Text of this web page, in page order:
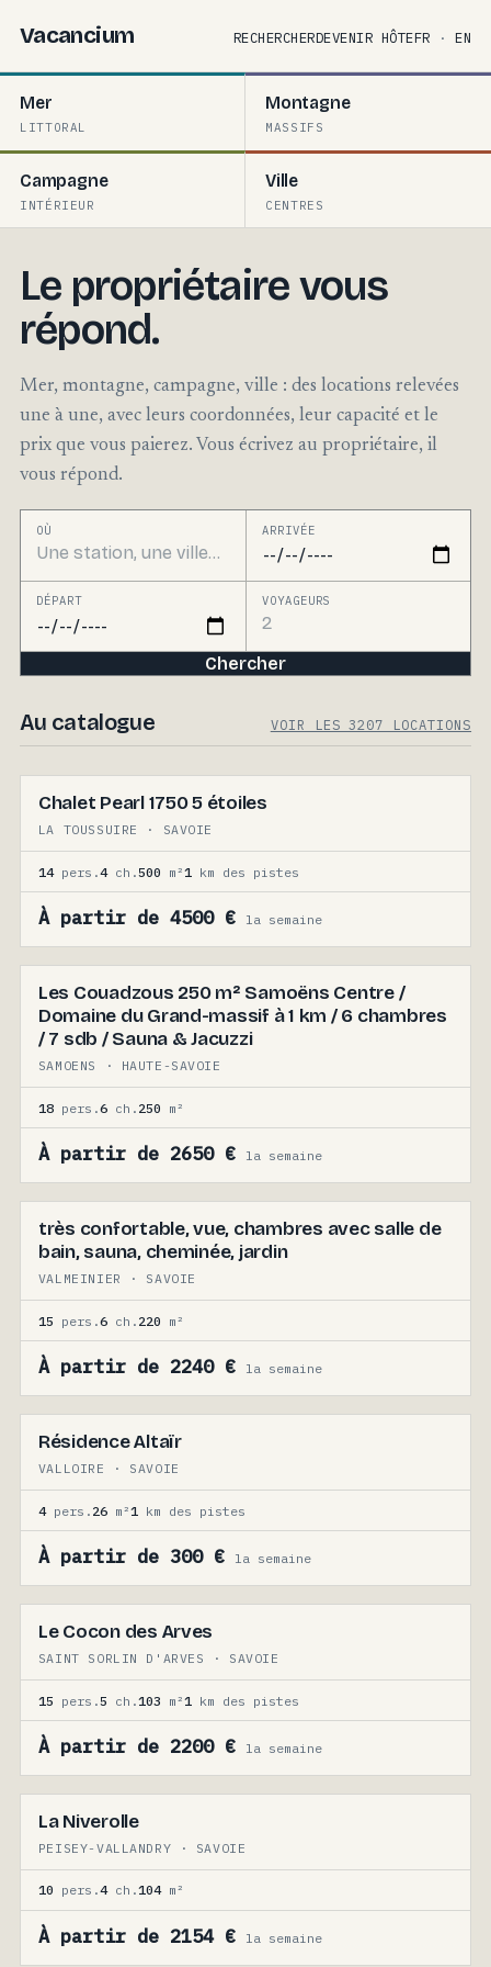
Vacancium RECHERCHERDEVENIR HÔTEFR ·EN
Mer
LITTORAL
Montagne
MASSIFS
Campagne
INTÉRIEUR
Ville
CENTRES
Le propriétaire vous
répond.
Mer, montagne, campagne, ville : des locations relevées
une à une, avec leurs coordonnées, leur capacité et le
prix que vous paierez. Vous écrivez au propriétaire, il
vous répond.
OÙ ARRIVÉE
DÉPART VOYAGEURS
Chercher
Au catalogue VOIR LES 3207 LOCATIONS
Chalet Pearl 1750 5 étoiles
LA TOUSSUIRE · SAVOIE
14pers.4ch.500 m²1 km des pistes
À partir de 4500 € la semaine
Les Couadzous 250 m² Samoëns Centre /
Domaine du Grand-massif à 1 km / 6 chambres
/ 7 sdb / Sauna & Jacuzzi
SAMOENS · HAUTE-SAVOIE
18pers.6ch. 250 m²
À partir de 2650 € la semaine
très confortable, vue, chambres avec salle de
bain, sauna, cheminée, jardin
VALMEINIER · SAVOIE
15 pers.6ch. 220 m²
À partir de 2240 € la semaine
Résidence Altaïr
VALLOIRE · SAVOIE
4pers. 26m²1 km des pistes
À partir de 300 € la semaine
Le Cocon des Arves
SAINT SORLIN D'ARVES · SAVOIE
15 pers.5 ch.103 m²1 km des pistes
À partir de 2200 € la semaine
La Niverolle
PEISEY-VALLANDRY · SAVOIE
10 pers.4ch.104m²
À partir de 2154 € la semaine